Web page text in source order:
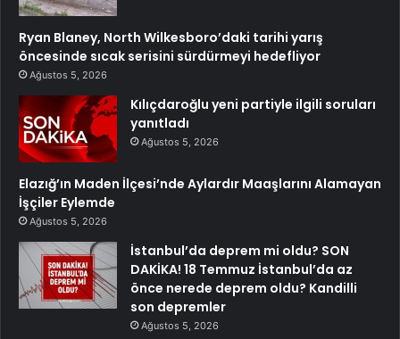
Ryan Blaney, North Wilkesboro’daki tarihi yarış
öncesinde sıcak serisini sürdürmeyi hedefliyor
Ağustos 5, 2026
Kılıçdaroğlu yeni partiyle ilgili soruları
yanıtladı
Ağustos 5, 2026
Elazığ’ın Maden İlçesi’nde Aylardır Maaşlarını Alamayan
İşçiler Eylemde
Ağustos 5, 2026
İstanbul’da deprem mi oldu? SON
DAKİKA! 18 Temmuz İstanbul’da az
önce nerede deprem oldu? Kandilli
son depremler
Ağustos 5, 2026